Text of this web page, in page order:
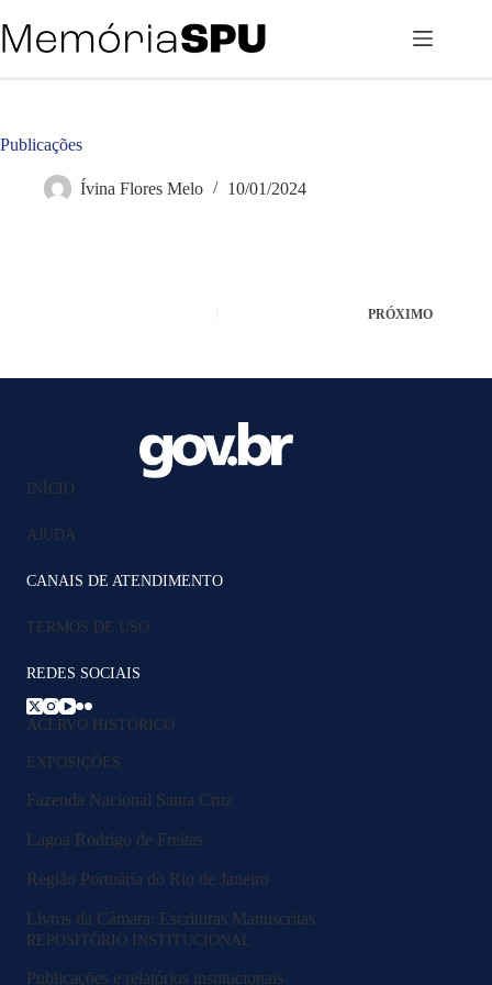
para
o
Publicações
Ívina Flores Melo 10/01/2024
PRÓXIMO
INÍCIO
AJUDA
CANAIS DE ATENDIMENTO
TERMOS DE USO
REDES SOCIAIS
ACERVO HISTÓRICO
EXPOSIÇÕES
Fazenda Nacional Santa Cruz
Lagoa Rodrigo de Freitas
Região Portuária do Rio de Janeiro
Livros da Câmara: Escrituras Manuscritas
REPOSITÓRIO INSTITUCIONAL
Publicações e relatórios institucionais